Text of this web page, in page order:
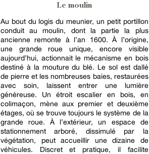
Le moulin
Au bout du logis du meunier, un petit portillon
conduit au moulin, dont la partie la plus
ancienne remonte à l’an 1600. À l’origine,
une grande roue unique, encore visible
aujourd’hui, actionnait le mécanisme en bois
destiné à la mouture du blé. Le sol est dallé
de pierre et les nombreuses baies, restaurées
avec soin, laissent entrer une lumière
généreuse. Un étroit escalier en bois, en
colimaçon, mène aux premier et deuxième
étages, où se trouve toujours le système de la
grande roue. À l’extérieur, un espace de
stationnement arboré, dissimulé par la
végétation, peut accueillir une dizaine de
véhicules. Discret et pratique, il facilite